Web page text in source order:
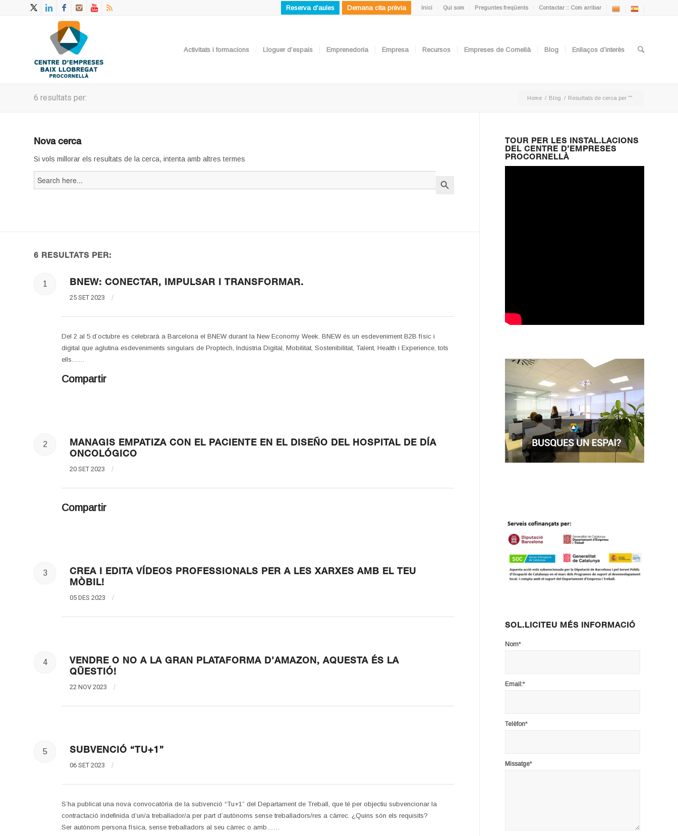
Inici Qui som Preguntes freqüents Contactar :: Com arribar
Reserva d'aules Demana cita prèvia
Activitats i formacions Lloguer d’espais Emprenedoria Empresa Recursos Empreses de Cornellà Blog Enllaços d’interès
6 resultats per: Home / Blog / Resultats de cerca per ""
Nova cerca
Si vols millorar els resultats de la cerca, intenta amb altres termes
Search
for:
6 RESULTATS PER:
1 BNEW: CONECTAR, IMPULSAR I TRANSFORMAR.
25 SET 2023 /
Del 2 al 5 d’octubre es celebrarà a Barcelona el BNEW durant la New Economy Week. BNEW és un esdeveniment B2B físic i
digital que aglutina esdeveniments singulars de Proptech, Indústria Digital, Mobilitat, Sostenibilitat, Talent, Health i Experience, tots
ells……
Compartir
2
MANAGIS EMPATIZA CON EL PACIENTE EN EL DISEÑO DEL HOSPITAL DE DÍA
ONCOLÓGICO
20 SET 2023 /
Compartir
3
CREA I EDITA VÍDEOS PROFESSIONALS PER A LES XARXES AMB EL TEU
MÒBIL!
05 DES 2023 /
4
VENDRE O NO A LA GRAN PLATAFORMA D’AMAZON, AQUESTA ÉS LA
QÜESTIÓ!
22 NOV 2023 /
5 SUBVENCIÓ “TU+1”
06 SET 2023 /
S’ha publicat una nova convocatòria de la subvenció “Tu+1” del Departament de Treball, que té per objectiu subvencionar la
contractació indefinida d’un/a treballador/a per part d’autònoms sense treballadors/res a càrrec. ¿Quins són els requisits?
Ser autònom persona física, sense treballadors al seu càrrec o amb……
TOUR PER LES INSTAL.LACIONS
DEL CENTRE D’EMPRESES
PROCORNELLÀ
SOL.LICITEU MÉS INFORMACIÓ
Nom*
Email:*
Telèfon*
Missatge*